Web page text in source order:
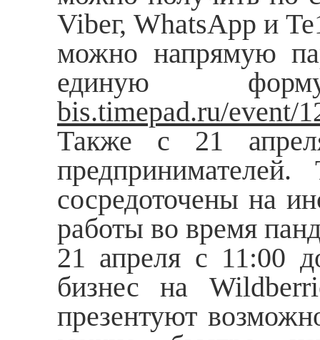
Vibег, WhatsАрр и
можно напрямую
единую
bis.timepad.ru/event/
Также с 21
предпринимателей.
сосредоточены на
работы во время
21 апреля с 11:00
бизнес на
презентуют